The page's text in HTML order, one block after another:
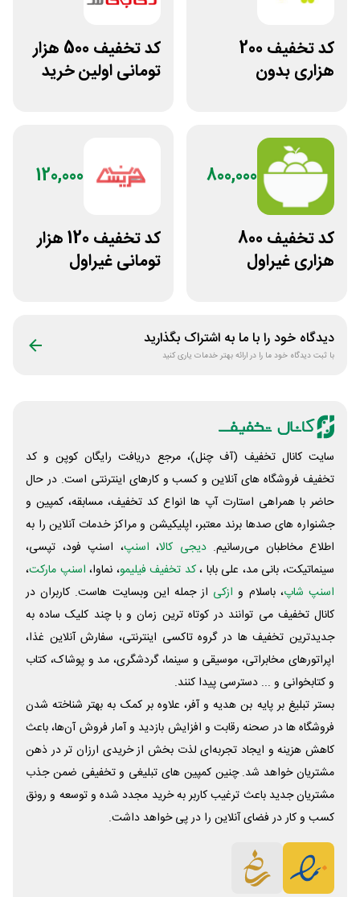
کد تخفیف 200
هزاری بدون
کد تخفیف 500 هزار
تومانی اولین خرید
800,000
کد تخفیف 800
هزاری غیراول
120,000
کد تخفیف 120 هزار
تومانی غیراول
دیدگاه خود را با ما به اشتراک بگذارید
با ثبت دیدگاه خود ما را در ارائه بهتر خدمات یاری کنید
سایت کانال تخفیف (آف چنل)، مرجع دریافت رایگان کوپن و کد
تخفیف فروشگاه های آنلاین و کسب و‌ کارهای اینترنتی است. در حال
حاضر با همراهی استارت آپ ها انواع کد تخفیف، مسابقه، کمپین و
جشنواره های صدها برند معتبر، اپلیکیشن و مراکز خدمات آنلاین را به
اطلاع مخاطبان می‌رسانیم. دیجی کالا، اسنپ، اسنپ فود، تپسی،
سینماتیکت، بانی مد، علی‌ بابا ،کد تخفیف فیلیمو، نماوا، اسنپ مارکت،
اسنپ شاپ، باسلام و ازکی از جمله این وبسایت ‌هاست. کاربران در
کانال تخفیف می توانند در کوتاه ترین زمان و با چند کلیک ساده به
جدیدترین تخفیف ها در گروه تاکسی اینترنتی، سفارش آنلاین غذا،
اپراتورهای مخابراتی، موسیقی و سینما، گردشگری، مد و پوشاک، کتاب
و کتابخوانی و ... دسترسی پیدا کنند.
بستر تبلیغ بر پایه بن هدیه و آفر، علاوه بر کمک به بهتر شناخته شدن
فروشگاه ها در صحنه رقابت و افزایش بازدید و آمار فروش آن‌ها، باعث
کاهش هزینه و ایجاد تجربه‌ای لذت بخش از خریدی ارزان تر در ذهن
مشتریان خواهد شد. چنین کمپین های تبلیغی و تخفیفی ضمن جذب
مشتریان جدید باعث ترغیب کاربر به خرید مجدد شده و توسعه و رونق
کسب و کار در فضای آنلاین را در پی خواهد داشت.